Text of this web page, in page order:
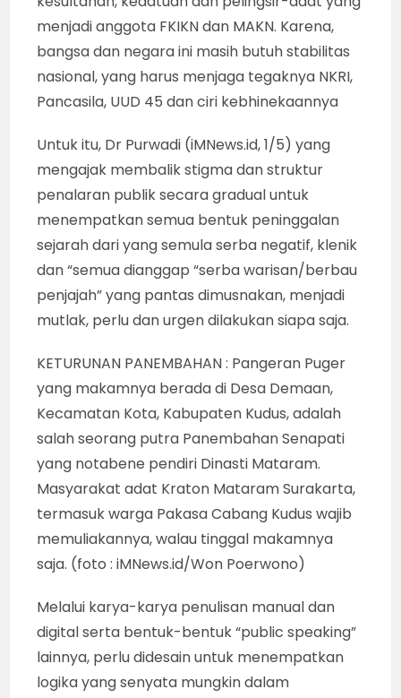
menjadi anggota FKIKN dan MAKN. Karena,
bangsa dan negara ini masih butuh stabilitas
nasional, yang harus menjaga tegaknya NKRI,
Pancasila, UUD 45 dan ciri kebhinekaannya
Untuk itu, Dr Purwadi (iMNews.id, 1/5) yang
mengajak membalik stigma dan struktur
penalaran publik secara gradual untuk
menempatkan semua bentuk peninggalan
sejarah dari yang semula serba negatif, klenik
dan “semua dianggap “serba warisan/berbau
penjajah” yang pantas dimusnakan, menjadi
mutlak, perlu dan urgen dilakukan siapa saja.
KETURUNAN PANEMBAHAN : Pangeran Puger
yang makamnya berada di Desa Demaan,
Kecamatan Kota, Kabupaten Kudus, adalah
salah seorang putra Panembahan Senapati
yang notabene pendiri Dinasti Mataram.
Masyarakat adat Kraton Mataram Surakarta,
termasuk warga Pakasa Cabang Kudus wajib
memuliakannya, walau tinggal makamnya
saja. (foto : iMNews.id/Won Poerwono)
Melalui karya-karya penulisan manual dan
digital serta bentuk-bentuk “public speaking”
lainnya, perlu didesain untuk menempatkan
logika yang senyata mungkin dalam